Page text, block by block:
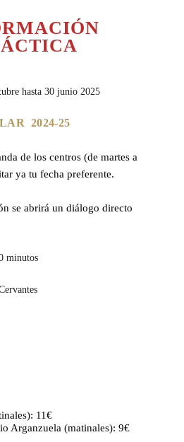
hasta 30 junio 2025
2024-25
de los centros (de martes a
ya tu fecha preferente.
se abrirá un diálogo directo
minutos
11€
Arganzuela (matinales): 9€